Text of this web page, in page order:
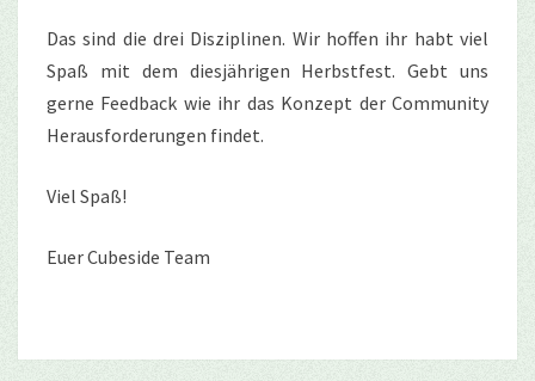
Das sind die drei Disziplinen. Wir hoffen ihr habt viel
Spaß mit dem diesjährigen Herbstfest. Gebt uns
gerne Feedback wie ihr das Konzept der Community
Herausforderungen findet.
Viel Spaß!
Euer Cubeside Team